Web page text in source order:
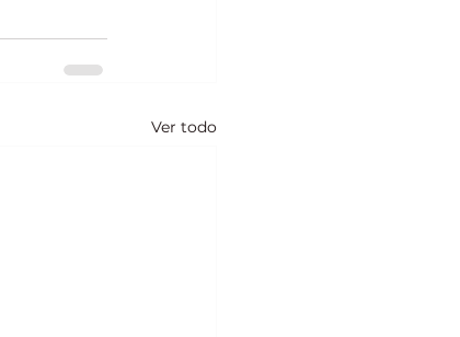
Ver todo